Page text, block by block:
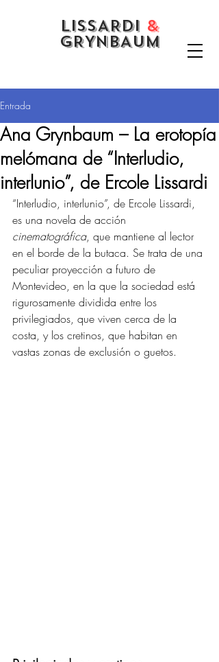
LISSARDI &
GRYNBAUM
Entrada
Ana Grynbaum – La erotopía
melómana de “Interludio,
interlunio”, de Ercole Lissardi
“Interludio, interlunio”, de Ercole Lissardi,
es una novela de acción
cinematográfica, que mantiene al lector
en el borde de la butaca. Se trata de una
peculiar proyección a futuro de
Montevideo, en la que la sociedad está
rigurosamente dividida entre los
privilegiados, que viven cerca de la
costa, y los cretinos, que habitan en
vastas zonas de exclusión o guetos.